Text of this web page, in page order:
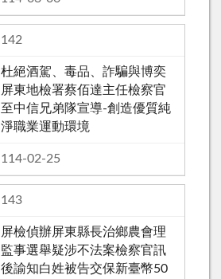
142
杜絕酒駕、毒品、詐騙與博奕
屏東地檢署蔡佰達主任檢察官
至中信兄弟隊宣導-創造優質純
淨職業運動環境
114-02-25
143
屏檢偵辦屏東縣長治鄉農會理
監事選舉疑涉不法案檢察官訊
後諭知白姓被告交保新臺幣50